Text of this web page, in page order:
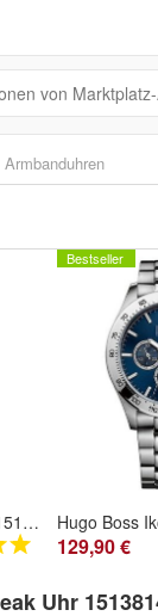
Armbanduhren
HUGO BOSS Herrenuhr 1513477
Bestseller
129,90 €
Uhr